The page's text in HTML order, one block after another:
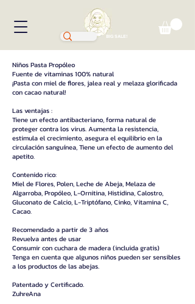
BIG SALE!
Niños Pasta Propóleo
Fuente de vitaminas 100% natural
¡Pasta con miel de flores, jalea real y melaza glorificada
con cacao natural!
Las ventajas :
Tiene un efecto antibacteriano, forma natural de
proteger contra los virus. Aumenta la resistencia,
estimula el crecimiento, asegura el equilibrio en la
circulación sanguínea, Tiene un efecto de aumento del
apetito.
Contenido rico:
Miel de Flores, Polen, Leche de Abeja, Melaza de
Algarroba, Propóleo, L-Ornitina, Histidina, Calostro,
Gluconato de Calcio, L-Triptófano, Cinko, Vitamina C,
Cacao.
Recomendado a partir de 3 años
Revuelva antes de usar
Consumir con cuchara de madera (incluida gratis)
Tenga en cuenta que algunos niños pueden ser sensibles
a los productos de las abejas.
Patentado y Certificado.
ZuhreAna